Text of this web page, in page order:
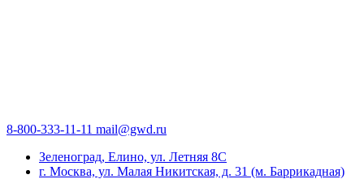
8-800-333-11-11 mail@gwd.ru
Зеленоград, Елино, ул. Летняя 8С
г. Москва, ул. Малая Никитская, д. 31 (м. Баррикадная)